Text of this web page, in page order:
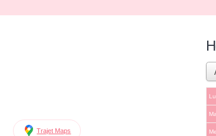
Trajet Maps